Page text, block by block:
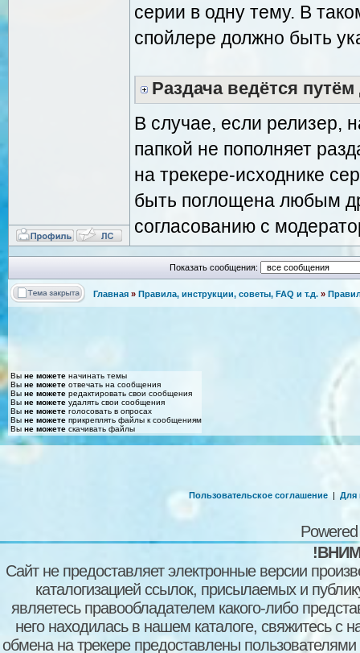
серии в одну тему. В
спойлере должно быть
Раздача ведётся
В случае, если релизер,
папкой не пополняет
на трекере-исходнике
быть поглощена любым
согласованию с
Показать сообщения:
Главная » Правила, инструкции, советы, FAQ и т.д. »
Вы не можете начинать темы
Вы не можете отвечать на сообщения
Вы не можете редактировать свои сообщения
Вы не можете удалять свои сообщения
Вы не можете голосовать в опросах
Вы не можете прикреплять файлы к сообщениям
Вы не можете скачивать файлы
Пользовательское соглашение | Для
Сайт не предоставляет электронные версии
каталогизацией ссылок, присылаемых и
являетесь правообладателем какого-либо
него находилась в нашем каталоге, свяжитесь
обмена на трекере предоставлены пользователями